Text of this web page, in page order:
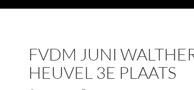
FVDM JUNI
HEUVEL 3E PLAATS